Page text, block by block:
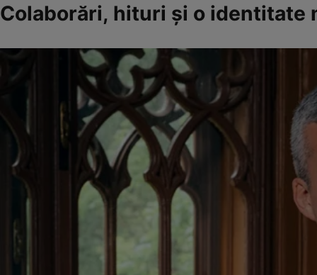
Colaborări, hituri și o identitate